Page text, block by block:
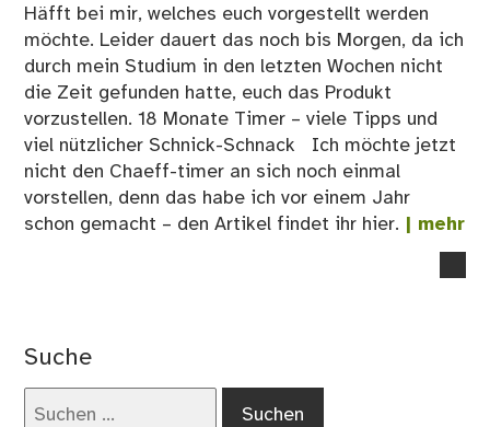
Häfft bei mir, welches euch vorgestellt werden
möchte. Leider dauert das noch bis Morgen, da ich
durch mein Studium in den letzten Wochen nicht
die Zeit gefunden hatte, euch das Produkt
vorzustellen. 18 Monate Timer – viele Tipps und
viel nützlicher Schnick-Schnack Ich möchte jetzt
nicht den Chaeff-timer an sich noch einmal
vorstellen, denn das habe ich vor einem Jahr
schon gemacht – den Artikel findet ihr hier. | mehr
Suche